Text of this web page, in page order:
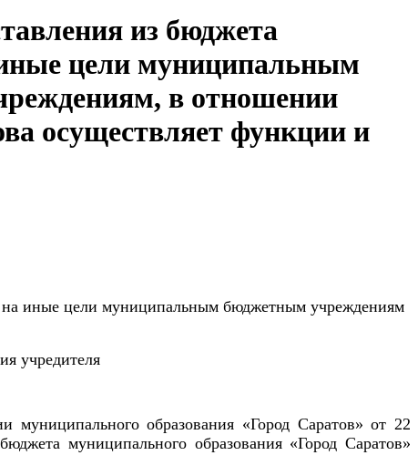
из бюджета
иные цели муниципальным
в отношении
осуществляет функции и
на иные цели муниципальным бюджетным учреждениям
учредителя
муниципального образования «Город Саратов» от 22
муниципального образования «Город Саратов»